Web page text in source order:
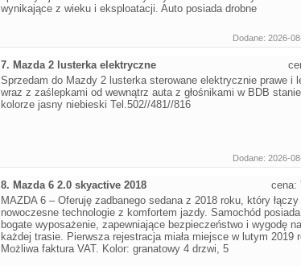
wynikające z wieku i eksploatacji. Auto posiada drobne
Dodane: 2026-
7. Mazda 2 lusterka elektryczne
Sprzedam do Mazdy 2 lusterka sterowane elektrycznie prawe i
wraz z zaślepkami od wewnątrz auta z głośnikami w BDB
kolorze jasny niebieski Tel.502//481//816
Dodane: 2026-
8. Mazda 6 2.0 skyactive 2018
MAZDA 6 – Oferuję zadbanego sedana z 2018 roku, który łączy
nowoczesne technologie z komfortem jazdy. Samochód posiada
bogate wyposażenie, zapewniające bezpieczeństwo i wygodę na
każdej trasie. Pierwsza rejestracja miała miejsce w lutym 2019
Możliwa faktura VAT. Kolor: granatowy 4 drzwi, 5
cena: